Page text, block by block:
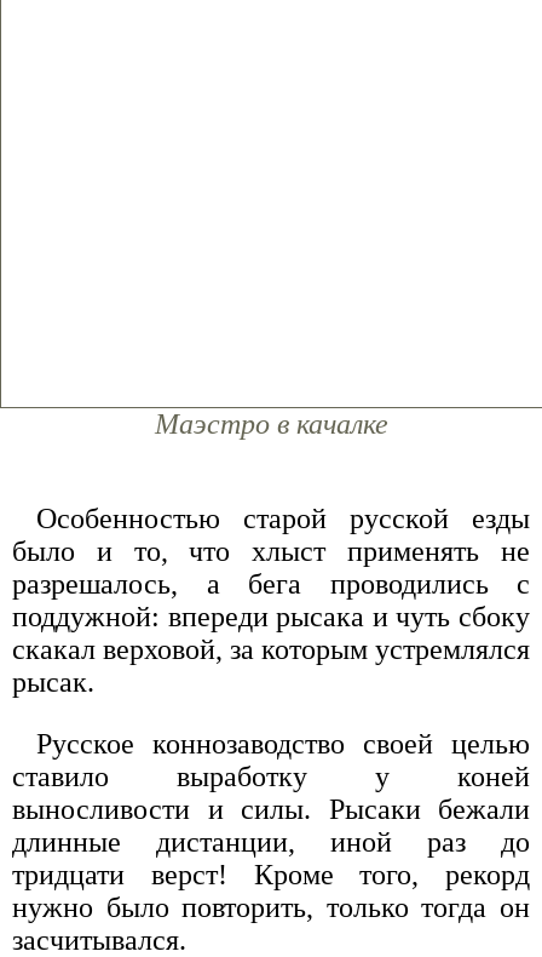
Маэстро в качалке
Особенностью старой русской езды
было и то, что хлыст применять не
разрешалось, а бега проводились с
поддужной: впереди рысака и чуть сбоку
скакал верховой, за которым устремлялся
рысак.
Русское коннозаводство своей целью
ставило выработку у коней
выносливости и силы. Рысаки бежали
длинные дистанции, иной раз до
тридцати верст! Кроме того, рекорд
нужно было повторить, только тогда он
засчитывался.